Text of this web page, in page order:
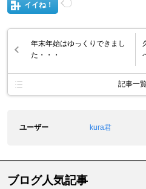
イイね！
年末年始はゆっくりできまし
た・・・
記事一
ユーザー kura君
ブログ人気記事